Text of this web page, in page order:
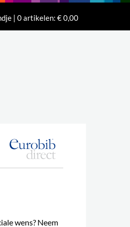
| 0artikelen: € 0,00
wens? Neem